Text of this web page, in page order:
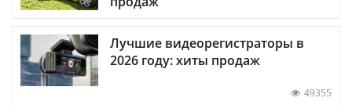
Лучшие видеорегистраторы в
2026 году: хиты продаж
49355